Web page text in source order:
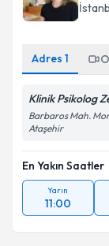
Adres 1
Klinik Psikolog
Barbaros Mah.
Ataşehir
En Yakın Saatler
Yarın
11:00